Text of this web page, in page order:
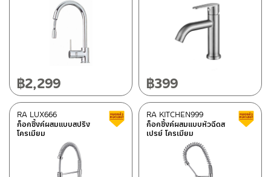
อะไหล่ AQ 91212
อะไหล่ AQ 97878-UF
อะไหล่ AQ 678786
อะไหล่ AQ 76666/9855
(10)
(10)
อะไหล่ AQ 95632
อะไหล่ AQ 71111/9344
อะไหล่ AQ 905789/9179
฿2,299 ฿399
ก็อกซิ้งค์ผสมแบบสปริง
โครเมียม
RA LUX666 Clearance sale
ก็อกซิ้งค์ผสมแบบหัวฉีดส
เปรย์ โครเมียม
RA KITCHEN999